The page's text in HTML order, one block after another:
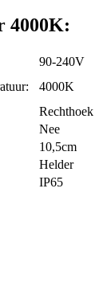
4000K:
90-240V
4000K
Rechthoek
Nee
10,5cm
Helder
IP65